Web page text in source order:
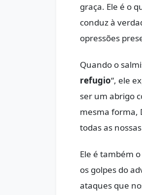
graça. Ele é o
conduz à
opressões
Quando o
refugio“, ele
ser um abrigo
mesma forma,
todas as
Ele é também
os golpes do
ataques que